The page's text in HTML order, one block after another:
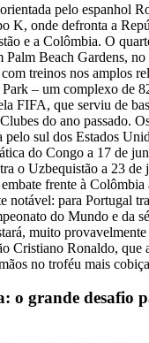
pelo espanhol
K, onde defronta a
e a Colômbia. O
Palm Beach Gardens,
treinos nos amplos
– um complexo de
FIFA, que serviu de
do ano passado.
pelo sul dos Estados
do Congo a 17 de
o Uzbequistão a 23 de
frente à Colômbia
notável: para Portugal
do Mundo e da
muito
Cristiano Ronaldo, que
no troféu mais
o grande desafio